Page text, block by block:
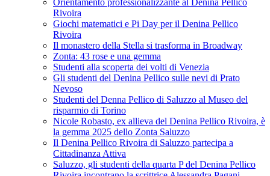
Orientamento professionalizzante al Denina Pellico
Rivoira
Giochi matematici e Pi Day per il Denina Pellico
Rivoira
Il monastero della Stella si trasforma in Broadway
Zonta: 43 rose e una gemma
Studenti alla scoperta dei volti di Venezia
Gli studenti del Denina Pellico sulle nevi di Prato
Nevoso
Studenti del Denna Pellico di Saluzzo al Museo del
risparmio di Torino
Nicole Robasto, ex allieva del Denina Pellico Rivoira, è
la gemma 2025 dello Zonta Saluzzo
Il Denina Pellico Rivoira di Saluzzo partecipa a
Cittadinanza Attiva
Saluzzo, gli studenti della quarta P del Denina Pellico